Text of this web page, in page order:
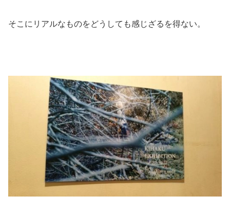
そこにリアルなものをどうしても感じざるを得ない。